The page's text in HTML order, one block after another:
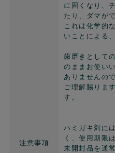
注意事項
に固くなり、
たり、ダマが
これは化学的
いことによる
歯磨きとして
のままお使い
ありませんの
ご理解賜りま
す。
ハミガキ剤に
く、使用期限
未開封品を通